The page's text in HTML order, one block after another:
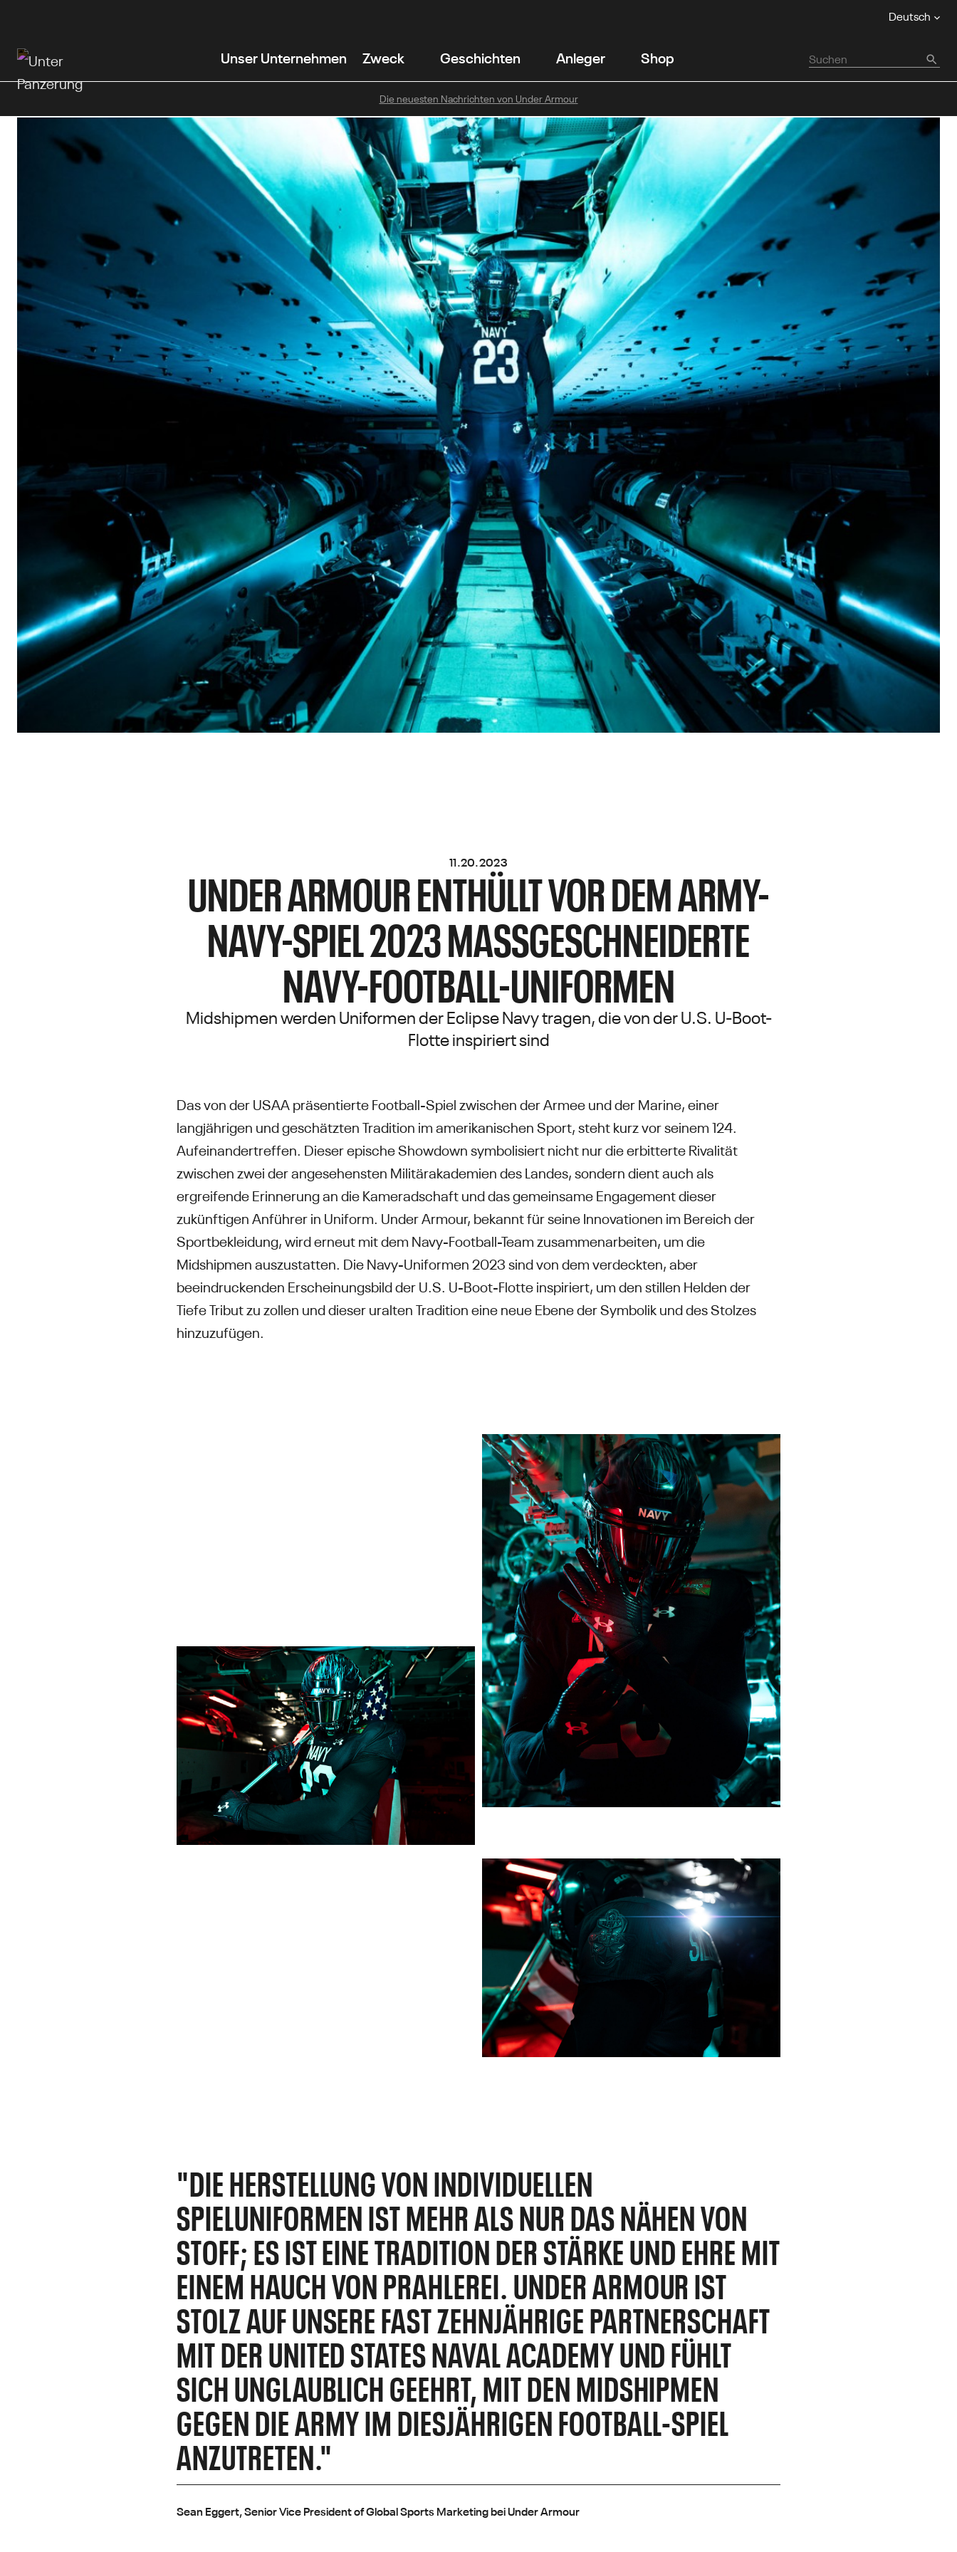
wechseln
Deutsch
Unser Unternehmen Zweck Geschichten Anleger Shop
Die neuesten Nachrichten von Under Armour
11.20.2023
UNDER ARMOUR ENTHÜLLT VOR DEM ARMY-
NAVY-SPIEL 2023 MASSGESCHNEIDERTE N
AVY-FOOTBALL-UNIFORMEN
Midshipmen werden Uniformen der Eclipse Navy tragen, die von der U.S. U-Boot-
Flotte inspiriert sind
Das von der USAA präsentierte Football-Spiel zwischen der Armee und der Marine, einer
langjährigen und geschätzten Tradition im amerikanischen Sport, steht kurz vor seinem 124.
Aufeinandertreffen. Dieser epische Showdown symbolisiert nicht nur die erbitterte Rivalität
zwischen zwei der angesehensten Militärakademien des Landes, sondern dient auch als
ergreifende Erinnerung an die Kameradschaft und das gemeinsame Engagement dieser
zukünftigen Anführer in Uniform. Under Armour, bekannt für seine Innovationen im Bereich der
Sportbekleidung, wird erneut mit dem Navy-Football-Team zusammenarbeiten, um die
Midshipmen auszustatten. Die Navy-Uniformen 2023 sind von dem verdeckten, aber
beeindruckenden Erscheinungsbild der U.S. U-Boot-Flotte inspiriert, um den stillen Helden der
Tiefe Tribut zu zollen und dieser uralten Tradition eine neue Ebene der Symbolik und des Stolzes
hinzuzufügen.
"DIE HERSTELLUNG VON INDIVIDUELLEN
SPIELUNIFORMEN IST MEHR ALS NUR DAS NÄHEN VON
STOFF; ES IST EINE TRADITION DER STÄRKE UND EHRE MIT
EINEM HAUCH VON PRAHLEREI. UNDER ARMOUR IST
STOLZ AUF UNSERE FAST ZEHNJÄHRIGE PARTNERSCHAFT
MIT DER UNITED STATES NAVAL ACADEMY UND FÜHLT
SICH UNGLAUBLICH GEEHRT, MIT DEN MIDSHIPMEN
GEGEN DIE ARMY IM DIESJÄHRIGEN FOOTBALL-SPIEL
ANZUTRETEN."
Sean Eggert, Senior Vice President of Global Sports Marketing bei Under Armour